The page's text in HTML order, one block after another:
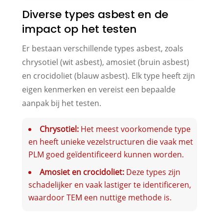
Diverse types asbest en de
impact op het testen
Er bestaan verschillende types asbest, zoals
chrysotiel (wit asbest), amosiet (bruin asbest)
en crocidoliet (blauw asbest). Elk type heeft zijn
eigen kenmerken en vereist een bepaalde
aanpak bij het testen.
Chrysotiel:Het meest voorkomende type
en heeft unieke vezelstructuren die vaak met
PLM goed geïdentificeerd kunnen worden.
Amosiet en crocidoliet:Deze types zijn
schadelijker en vaak lastiger te identificeren,
waardoor TEM een nuttige methode is.